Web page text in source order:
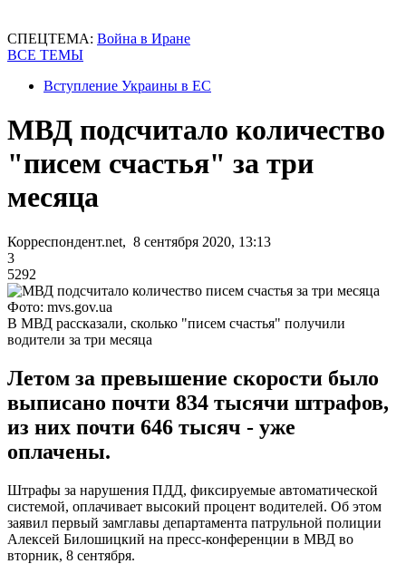
СПЕЦТЕМА: Война в Иране
ВСЕ ТЕМЫ
Вступление Украины в ЕС
МВД подсчитало количество
"писем счастья" за три
месяца
Корреспондент.net, 8 сентября 2020, 13:13
3
5292
Фото: mvs.gov.ua
В МВД рассказали, сколько "писем счастья" получили
водители за три месяца
Летом за превышение скорости было
выписано почти 834 тысячи штрафов,
из них почти 646 тысяч - уже
оплачены.
Штрафы за нарушения ПДД, фиксируемые автоматической
системой, оплачивает высокий процент водителей. Об этом
заявил первый замглавы департамента патрульной полиции
Алексей Билошицкий на пресс-конференции в МВД во
вторник, 8 сентября.